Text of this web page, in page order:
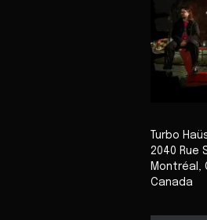
Turbo
2040 Rue
Montréal ,
Canada